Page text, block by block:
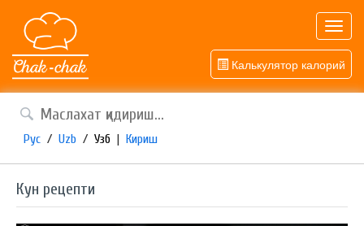
Калькулятор калорий
Рус / Uzb / Узб | Кириш
Кун рецепти